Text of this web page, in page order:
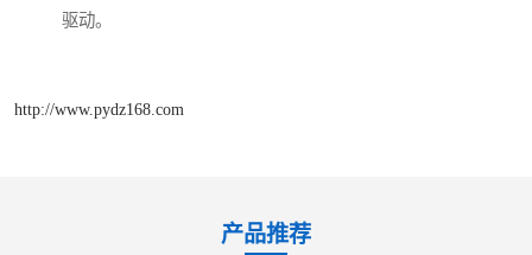
驱动。
http://www.pydz168.com
产品推荐